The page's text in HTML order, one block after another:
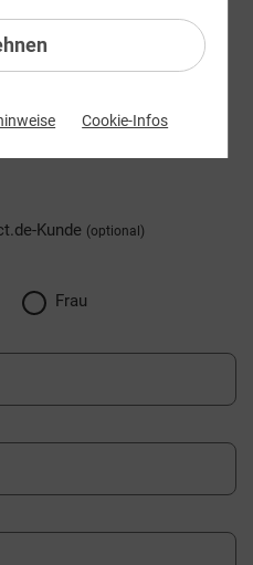
Kontaktformular oder
Kunde (optional)
Frau
Cookie-Infos